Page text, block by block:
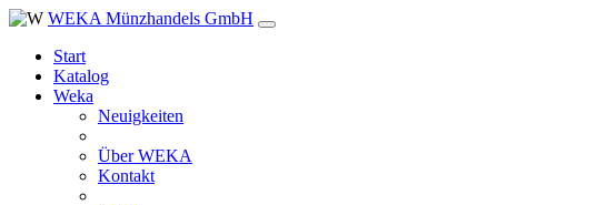
WEKA Münzhandels GmbH
Start
Katalog
Weka
Neuigkeiten
Über WEKA
Kontakt